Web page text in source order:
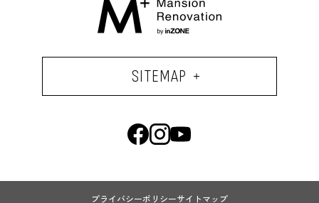
SITEMAP
プライバシーポリシーサイトマップ